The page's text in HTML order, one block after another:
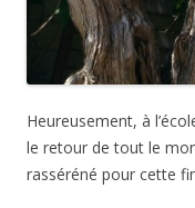
Heureusement, à
le retour de tout le
rasséréné pour cette